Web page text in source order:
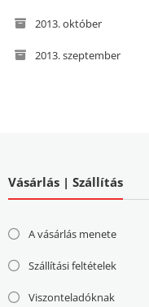
2013. október
2013. szeptember
Vásárlás | Szállítás
A vásárlás menete
Szállítási feltételek
Viszonteladóknak